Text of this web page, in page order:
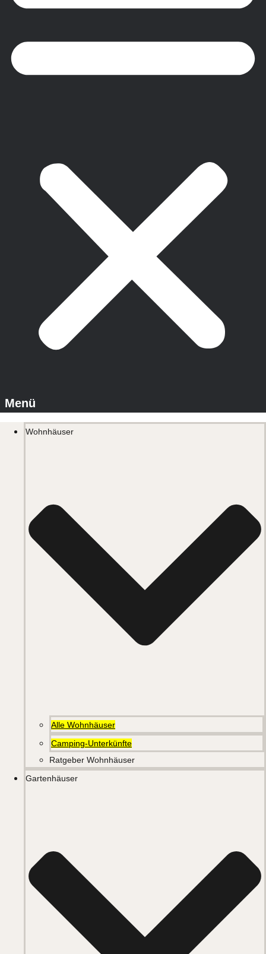
Wohnhäuser
Alle Wohnhäuser
Camping-Unterkünfte
Ratgeber Wohnhäuser
Gartenhäuser